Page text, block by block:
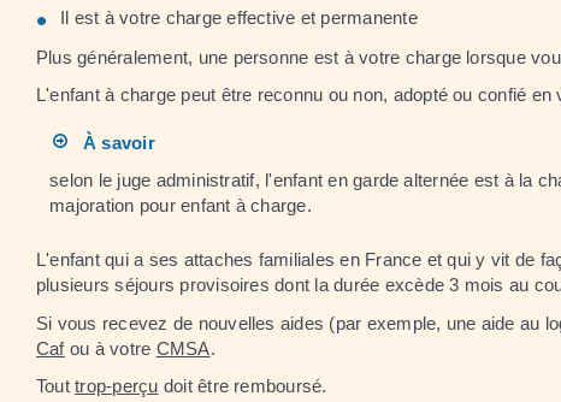
Il est à votre charge effective et permanente
Plus généralement, une personne est à votre charge lorsque
L'enfant à charge peut être reconnu ou non, adopté ou confié
À savoir
selon le juge administratif, l'enfant en garde alternée est à la
majoration pour enfant à charge.
L'enfant qui a ses attaches familiales en France et qui y vit de
plusieurs séjours provisoires dont la durée excède 3 mois au
Si vous recevez de nouvelles aides (par exemple, une aide au
Cafou à votre CMSA.
Touttrop-perçu doit être remboursé.